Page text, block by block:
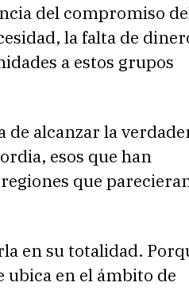
del compromiso
la falta de
a estos grupos
alcanzar la
esos que han
que
en su totalidad.
ubica en el ámbito de